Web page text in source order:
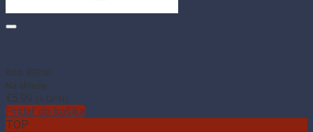
Kód: 89200
Na sklade
€5.99 (s DPH)
Pridať do košíka
TOP